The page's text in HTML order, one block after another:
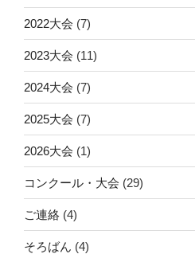
2022大会 (7)
2023大会 (11)
2024大会 (7)
2025大会 (7)
2026大会 (1)
コンクール・大会 (29)
ご連絡 (4)
そろばん (4)